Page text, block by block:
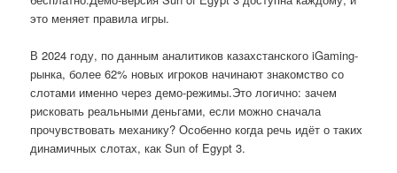
это меняет правила игры.
В 2024 году, по данным аналитиков казахстанского iGaming-
рынка, более 62% новых игроков начинают знакомство со
слотами именно через демо-режимы.Это логично: зачем
рисковать реальными деньгами, если можно сначала
прочувствовать механику? Особенно когда речь идёт о таких
динамичных слотах, как Sun of Egypt 3.